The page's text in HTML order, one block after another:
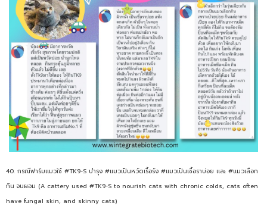
40. กรณีฟาร์มแมวใช้ #TK9-S บำรุง #แมวเป็นหวัดเรื้อรัง #แมวเป็นเชื้อราบ่อย และ #แมวเลือก
กิน จนผอม (A cattery used #TK9-S to nourish cats with chronic colds, cats often
have fungal skin, and skinny cats)